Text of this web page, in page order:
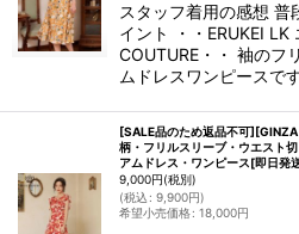
スタッフ着用の感想 普
イント ・・ERUKEI
COUTURE・・ 袖のフ
ムドレスワンピースで
[SALE品のため返品不可
柄・フリルスリーブ・ウエスト
アムドレス・ワンピース[即日発
9,000円(税別)
(税込: 9,900円)
希望小売価格: 18,000円